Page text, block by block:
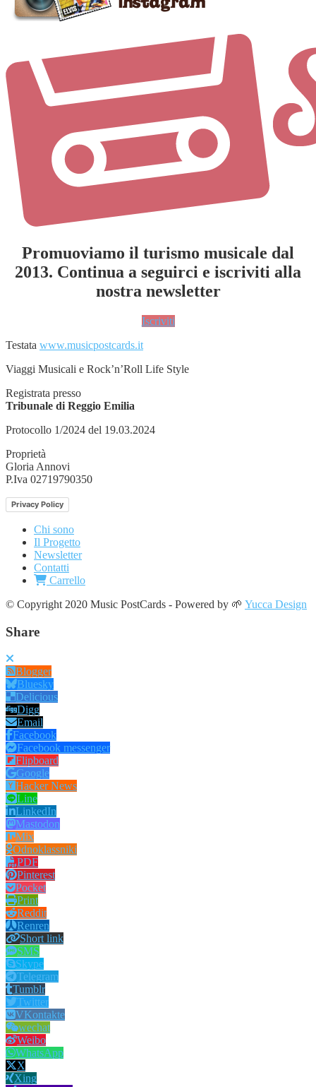
Promuoviamo il turismo musicale dal
2013. Continua a seguirci e iscriviti alla
nostra newsletter
Iscriviti
Testata www.musicpostcards.it
Viaggi Musicali e Rock’n’Roll Life Style
Registrata presso
Tribunale di Reggio Emilia
Protocollo 1/2024 del 19.03.2024
Proprietà
Gloria Annovi
P.Iva 02719790350
Privacy Policy
Chi sono
Il Progetto
Newsletter
Contatti
Carrello
© Copyright 2020 Music PostCards - Powered by 🌱 Yucca Design
Share
Blogger
Bluesky
Delicious
Digg
Email
Facebook
Facebook messenger
Flipboard
Google
Hacker News
Line
LinkedIn
Mastodon
Mix
Odnoklassniki
PDF
Pinterest
Pocket
Print
Reddit
Renren
Short link
SMS
Skype
Telegram
Tumblr
Twitter
VKontakte
wechat
Weibo
WhatsApp
X
Xing